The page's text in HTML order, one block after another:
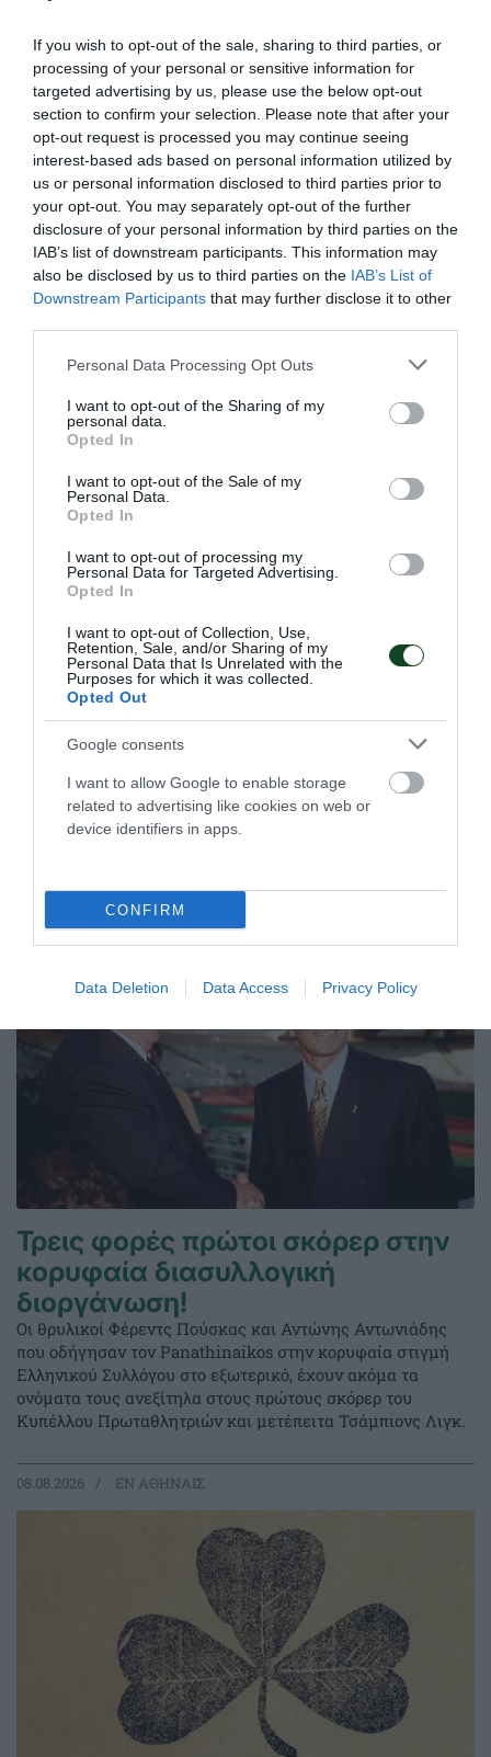
If you wish to opt-out of the sale, sharing to third parties, or
processing of your personal or sensitive information for
targeted advertising by us, please use the below opt-out
section to confirm your selection. Please note that after your
opt-out request is processed you may continue seeing
interest-based ads based on personal information utilized by
us or personal information disclosed to third parties prior to
your opt-out. You may separately opt-out of the further
disclosure of your personal information by third parties on the
IAB’s list of downstream participants. This information may
also be disclosed by us to third parties on the IAB’s List of
Downstream Participants that may further disclose it to other
Please note that this website/app uses one or more Google
not limited to your visit or usage behaviour. You may click to
grant or deny consent to Google and its third-party tags to
use your data for below specified purposes in below Google
consent section.
Personal Data Processing Opt Outs
I want to opt-out of the Sharing of my
personal data.
Opted In
I want to opt-out of the Sale of my
Personal Data.
Opted In
I want to opt-out of processing my
Personal Data for Targeted Advertising.
Opted In
I want to opt-out of Collection, Use,
Retention, Sale, and/or Sharing of my
Personal Data that Is Unrelated with the
Purposes for which it was collected.
Opted Out
Google consents
I want to allow Google to enable storage
related to advertising like cookies on web or
device identifiers in apps.
CONFIRM
Data Deletion Data Access Privacy Policy
Στο βάθρο του Πανελληνίου
πρωταθλήματος ο Καφρίτσας
Μεγάλη επιτυχία για το τριφύλλι στην Πύλη Τρικάλων,
όπου πραγματοποιήθηκε με απόλυτη επιτυχία ο
απαιτητικός αγώνας της Ατομικής Χρονομέτρησης.
26.06.2026 ΠΟΔΗΛΑΣΙΑ
Βαλκάνια με Αγγελοκωστόπουλο
Στο Βέλινγκραντ, ανάμεσα στις φημισμένες ιαματικές
πηγές και τον μαγευτικό συνδυασμό βουνών και δασών, ο
Δημήτρης Αγγελοκωστόπουλος ύψωσε την πράσινη σημαία
στην κορυφή.
21.06.2026 ΠΟΔΗΛΑΣΙΑ
ΤΕΛΕΥΤΑΙΑ ΝΕΑ
Τρεις φορές πρώτοι σκόρερ στην
κορυφαία διασυλλογική
διοργάνωση!
Οι θρυλικοί Φέρεντς Πούσκας και Αντώνης Αντωνιάδης
που οδήγησαν τον Panathinaikos στην κορυφαία στιγμή
Ελληνικού Συλλόγου στο εξωτερικό, έχουν ακόμα τα
ονόματα τους ανεξίτηλα στους πρώτους σκόρερ του
Κυπέλλου Πρωταθλητριών και μετέπειτα Τσάμπιονς Λιγκ.
08.08.2026 EΝ ΑΘΗΝΑΙΣ